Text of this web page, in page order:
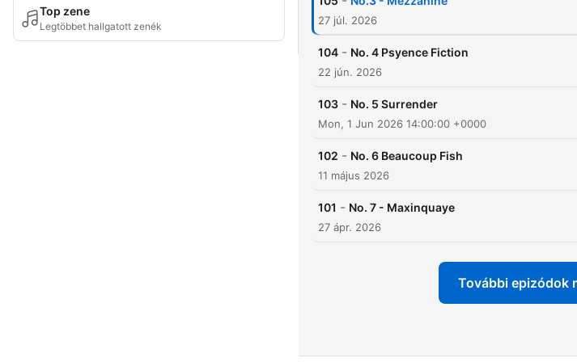
Top zene
Legtöbbet hallgatott zenék 27 júl. 2026
104 - No. 4 Psyence Fiction
22 jún. 2026
103 - No. 5 Surrender
Mon, 1 Jun 2026 14:00:00 +0000
102 - No. 6 Beaucoup Fish
11 május 2026
101 - No. 7 - Maxinquaye
27 ápr. 2026
További epizódok